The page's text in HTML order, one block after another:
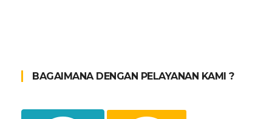
BAGAIMANA DENGAN PELAYANAN KAMI ?